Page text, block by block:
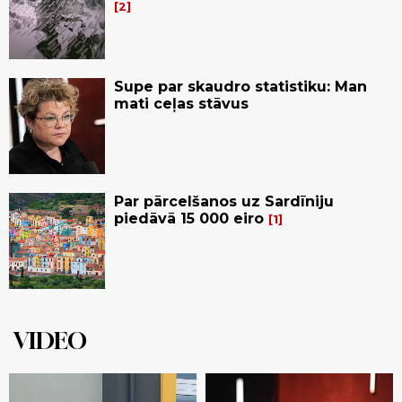
2
Supe par skaudro statistiku: Man
mati ceļas stāvus
Par pārcelšanos uz Sardīniju
piedāvā 15 000 eiro
1
VIDEO